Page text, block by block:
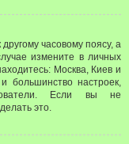
часовому поясу, а
измените в личных
Москва, Киев и
большинство настроек,
Если вы не
это.